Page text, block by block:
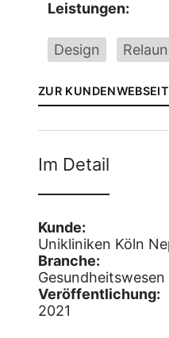
Leistungen:
Design
ZUR
Im Detail
Kunde:
Unikliniken Köln
Branche:
Gesundheitswesen
Veröffentlichung:
2021